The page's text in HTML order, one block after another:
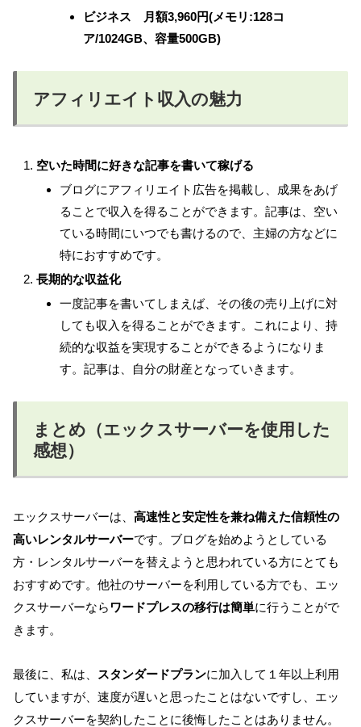
ビジネス 月額3,960円(メモリ:128コ
ア/1024GB、容量500GB)
アフィリエイト収入の魅力
空いた時間に好きな記事を書いて稼げる
ブログにアフィリエイト広告を掲載し、成果をあげ
ることで収入を得ることができます。記事は、空い
ている時間にいつでも書けるので、主婦の方などに
特におすすめです。
長期的な収益化
一度記事を書いてしまえば、その後の売り上げに対
しても収入を得ることができます。これにより、持
続的な収益を実現することができるようになりま
す。記事は、自分の財産となっていきます。
まとめ（エックスサーバーを使用した
感想）
エックスサーバーは、 高速性と安定性を兼ね備えた信頼性の
高いレンタルサーバーです。ブログを始めようとしている
方・レンタルサーバーを替えようと思われている方にとても
おすすめです。他社のサーバーを利用している方でも、エッ
クスサーバーなら ワードプレスの移行は簡単に行うことがで
きます。
最後に、私は、 スタンダードプランに加入して１年以上利用
していますが、速度が遅いと思ったことはないですし、エッ
クスサーバーを契約したことに後悔したことはありません。